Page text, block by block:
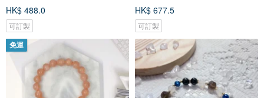
HK$ 488.0
可訂製
HK$ 677.5
可訂製
免運